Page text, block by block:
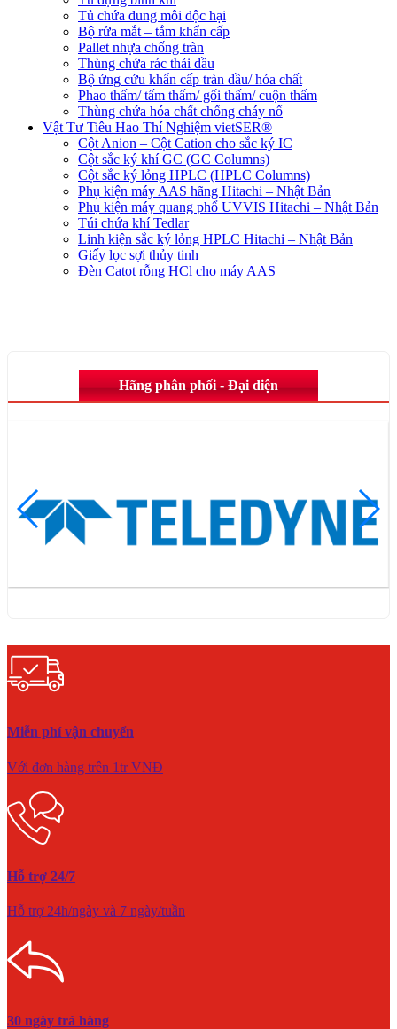
Tủ chứa dung môi độc hại
Bộ rửa mắt – tắm khẩn cấp
Pallet nhựa chống tràn
Thùng chứa rác thải dầu
Bộ ứng cứu khẩn cấp tràn dầu/ hóa chất
Phao thấm/ tấm thấm/ gối thấm/ cuộn thấm
Thùng chứa hóa chất chống cháy nổ
Vật Tư Tiêu Hao Thí Nghiệm vietSER®
Cột Anion – Cột Cation cho sắc ký IC
Cột sắc ký khí GC (GC Columns)
Cột sắc ký lỏng HPLC (HPLC Columns)
Phụ kiện máy AAS hãng Hitachi – Nhật Bản
Phụ kiện máy quang phổ UVVIS Hitachi – Nhật Bản
Túi chứa khí Tedlar
Linh kiện sắc ký lỏng HPLC Hitachi – Nhật Bản
Giấy lọc sợi thủy tinh
Đèn Catot rỗng HCl cho máy AAS
Hãng phân phối - Đại diện
Miễn phí vận chuyển
Với đơn hàng trên 1tr VNĐ
Hỗ trợ 24/7
Hỗ trợ 24h/ngày và 7 ngày/tuần
30 ngày trả hàng